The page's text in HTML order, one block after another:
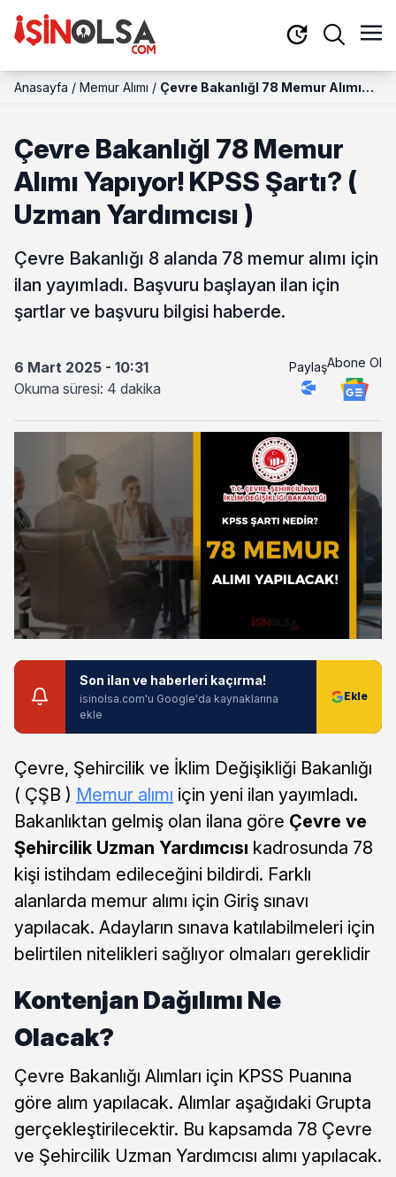
Anasayfa / Memur Alımı / Çevre BakanlığI 78 Memur Alımı
Çevre BakanlığI 78 Memur
Alımı Yapıyor! KPSS Şartı? (
Uzman Yardımcısı )
Çevre Bakanlığı 8 alanda 78 memur alımı için
ilan yayımladı. Başvuru başlayan ilan için
şartlar ve başvuru bilgisi haberde.
6 Mart 2025 - 10:31
Okuma süresi: 4 dakika
PaylaşAbone Ol
Son ilan ve haberleri kaçırma!
isinolsa.com'u Google'da kaynaklarına
ekle
Çevre, Şehircilik ve İklim Değişikliği Bakanlığı
( ÇŞB ) Memur alımı için yeni ilan yayımladı.
Bakanlıktan gelmiş olan ilana göre Çevre ve
Şehircilik Uzman Yardımcısı kadrosunda 78
kişi istihdam edileceğini bildirdi. Farklı
alanlarda memur alımı için Giriş sınavı
yapılacak. Adayların sınava katılabilmeleri için
belirtilen nitelikleri sağlıyor olmaları gereklidir
Kontenjan Dağılımı Ne
Olacak?
Çevre Bakanlığı Alımları için KPSS Puanına
göre alım yapılacak. Alımlar aşağıdaki Grupta
gerçekleştirilecektir. Bu kapsamda 78 Çevre
ve Şehircilik Uzman Yardımcısı alımı yapılacak.